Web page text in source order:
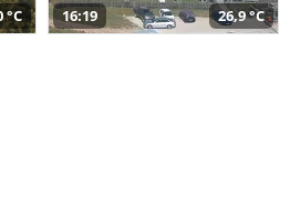
°C 16:19 26,9 °C